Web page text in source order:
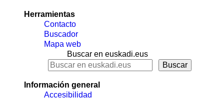
Herramientas
Contacto
Buscador
Mapa web
Buscar en euskadi.eus
Información general
Accesibilidad